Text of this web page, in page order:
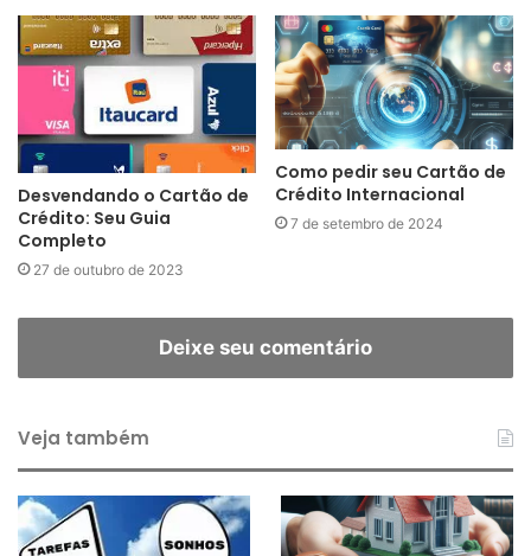
Desvendando o Cartão de
Crédito: Seu Guia
Completo
27 de outubro de 2023
Como pedir seu Cartão de
Crédito Internacional
7 de setembro de 2024
Deixe seu comentário
Veja também